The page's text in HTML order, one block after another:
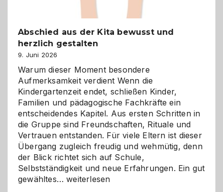
Abschied aus der Kita bewusst und
herzlich gestalten
9. Juni 2026
Warum dieser Moment besondere
Aufmerksamkeit verdient Wenn die
Kindergartenzeit endet, schließen Kinder,
Familien und pädagogische Fachkräfte ein
entscheidendes Kapitel. Aus ersten Schritten in
die Gruppe sind Freundschaften, Rituale und
Vertrauen entstanden. Für viele Eltern ist dieser
Übergang zugleich freudig und wehmütig, denn
der Blick richtet sich auf Schule,
Selbstständigkeit und neue Erfahrungen. Ein gut
gewähltes…Abschied
weiterlesen